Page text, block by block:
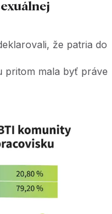
že patria do
pritom mala byť práve